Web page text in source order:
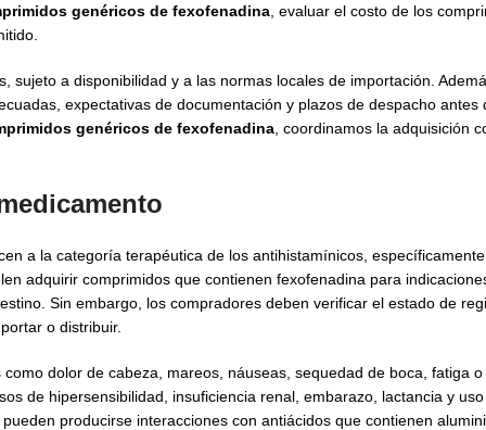
genéricos de fexofenadina , evaluar el costo de los
sujeto a disponibilidad y a las normas locales de importación.
expectativas de documentación y plazos de despacho antes
genéricos de fexofenadina , coordinamos la adquisición
a la categoría terapéutica de los antihistamínicos,
adquirir comprimidos que contienen fexofenadina para
Sin embargo, los compradores deben verificar el estado de
o distribuir.
dolor de cabeza, mareos, náuseas, sequedad de boca, fatiga
de hipersensibilidad, insuficiencia renal, embarazo, lactancia y
producirse interacciones con antiácidos que contienen